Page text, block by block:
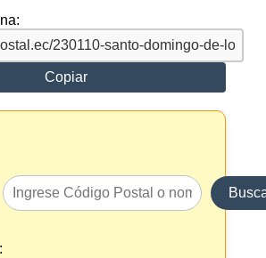
Copiar